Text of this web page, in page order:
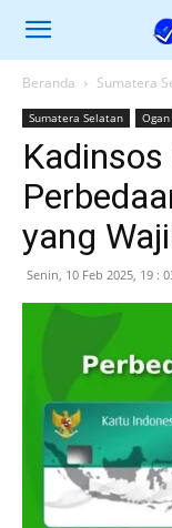
Beranda Sumatera
Sumatera Selatan
yang
Senin, 10 Feb 2025, 19 :